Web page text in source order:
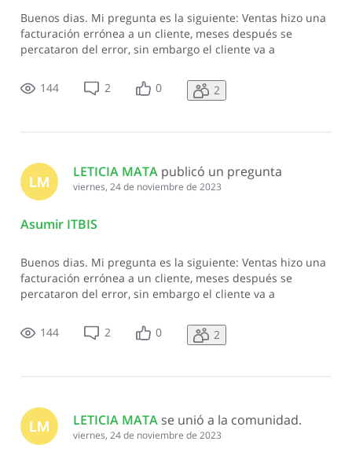
Buenos dias. Mi pregunta es la siguiente: Ventas hizo una
facturación errónea a un cliente, meses después se
percataron del error, sin embargo el cliente va a
millones (de los cuales pagaron 900 mil y consumieron
300) en la factura total, teng
144 2 0 2
LM
LETICIA MATA publicó un pregunta
viernes, 24 de noviembre de 2023
Asumir ITBIS
Buenos dias. Mi pregunta es la siguiente: Ventas hizo una
facturación errónea a un cliente, meses después se
percataron del error, sin embargo el cliente va a
millones (de los cuales pagaron 900 mil y consumieron
300) en la factura total, teng
144 2 0 2
LM LETICIA MATA se unió a la comunidad.
viernes, 24 de noviembre de 2023